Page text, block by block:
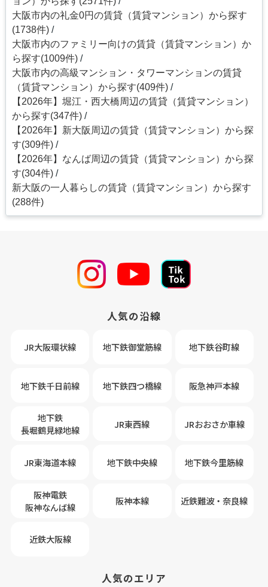
大阪市内の礼金0円の賃貸（賃貸マンション）から探す
(1738件)
大阪市内のファミリー向けの賃貸（賃貸マンション）か
ら探す(1009件)
大阪市内の高級マンション・タワーマンションの賃貸
（賃貸マンション）から探す(409件)
【2026年】堀江・西大橋周辺の賃貸（賃貸マンション）
から探す(347件)
【2026年】新大阪周辺の賃貸（賃貸マンション）から探
す(309件)
【2026年】なんば周辺の賃貸（賃貸マンション）から探
す(304件)
新大阪の一人暮らしの賃貸（賃貸マンション）から探す
(288件)
人気の沿線
JR大阪環状線 地下鉄御堂筋線 地下鉄谷町線
地下鉄千日前線 地下鉄四つ橋線 阪急神戸本線
地下鉄
長堀鶴見緑地線
JR東西線 JRおおさか車線
JR東海道本線 地下鉄中央線 地下鉄今里筋線
阪神電鉄
阪神なんば線
阪神本線 近鉄難波・奈良線
近鉄大阪線
人気のエリア